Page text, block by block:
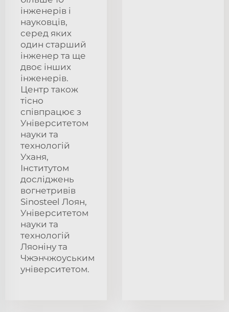
інженерів і
науковців,
серед яких
один старший
інженер та ще
двоє інших
інженерів.
Центр також
тісно
співпрацює з
Університетом
науки та
технологій
Уханя,
Інститутом
досліджень
вогнетривів
Sinosteel Лоян,
Університетом
науки та
технологій
Ляоніну та
Чжэнчжоуським
університетом.